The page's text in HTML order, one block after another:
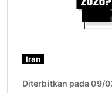
Iran
Diterbitkan pada 09/